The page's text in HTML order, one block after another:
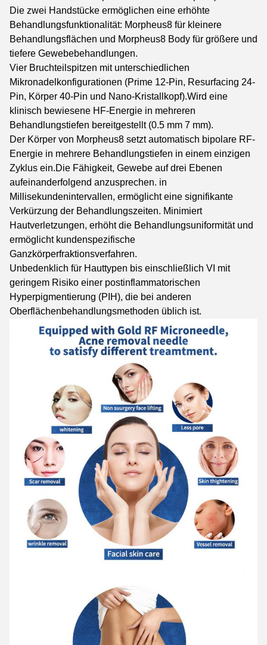
Die zwei Handstücke ermöglichen eine erhöhte
Behandlungsfunktionalität: Morpheus8 für kleinere
Behandlungsflächen und Morpheus8 Body für größere und
tiefere Gewebebehandlungen.
Vier Bruchteilspitzen mit unterschiedlichen
Mikronadelkonfigurationen (Prime 12-Pin, Resurfacing 24-
Pin, Körper 40-Pin und Nano-Kristallkopf).Wird eine
klinisch bewiesene HF-Energie in mehreren
Behandlungstiefen bereitgestellt (0.5 mm 7 mm).
Der Körper von Morpheus8 setzt automatisch bipolare RF-
Energie in mehrere Behandlungstiefen in einem einzigen
Zyklus ein.Die Fähigkeit, Gewebe auf drei Ebenen
aufeinanderfolgend anzusprechen. in
Millisekundenintervallen, ermöglicht eine signifikante
Verkürzung der Behandlungszeiten. Minimiert
Hautverletzungen, erhöht die Behandlungsuniformität und
ermöglicht kundenspezifische
Ganzkörperfraktionsverfahren.
Unbedenklich für Hauttypen bis einschließlich VI mit
geringem Risiko einer postinflammatorischen
Hyperpigmentierung (PIH), die bei anderen
Oberflächenbehandlungsmethoden üblich ist.